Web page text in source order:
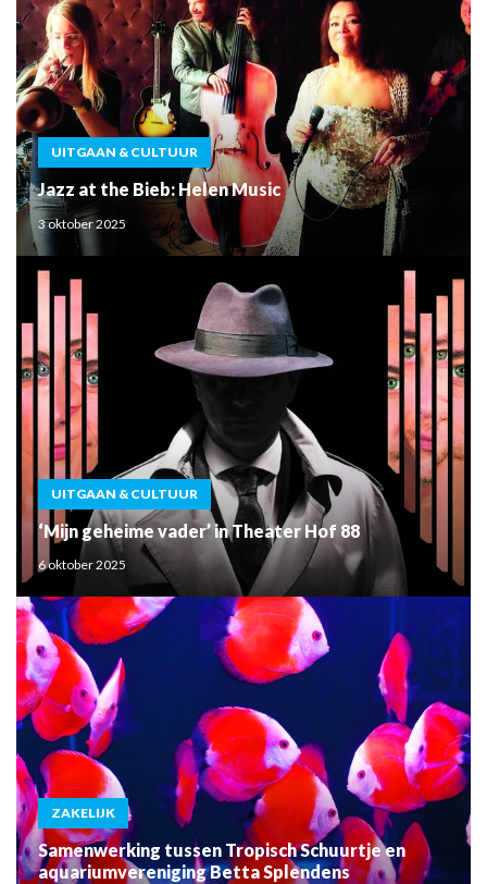
UITGAAN & CULTUUR
Jazz at the Bieb: Helen Music
3 oktober 2025
UITGAAN & CULTUUR
‘Mijn geheime vader’ in Theater Hof 88
6 oktober 2025
ZAKELIJK
Samenwerking tussen Tropisch Schuurtje en
aquariumvereniging Betta Splendens